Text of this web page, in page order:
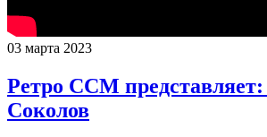
03 марта 2023
Ретро ССМ
Соколов